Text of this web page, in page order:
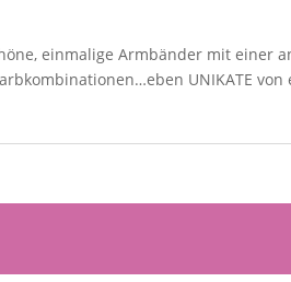
einmalige Armbänder mit einer
UNIKATE von